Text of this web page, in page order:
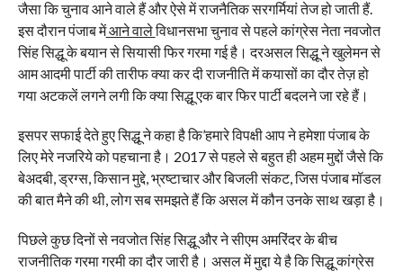
जैसा कि चुनाव आने वाले हैं और ऐसे में राजनैतिक सरगर्मियां तेज हो जाती हैं.
इस दौरान पंजाब मेंआने वालेविधानसभा चुनाव से पहले कांग्रेस नेता नवजोत
सिंह सिद्धू के बयान से सियासी फिर गरमा गई है। दरअसल सिद्धू ने खुलेमन से
आम आदमी पार्टी की तारीफ क्या कर दी राजनीति में कयासों का दौर तेज़ हो
गया अटकलें लगने लगी कि क्या सिद्धू एक बार फिर पार्टी बदलने जा रहे हैं।
इसपर सफाई देते हुए सिद्धू ने कहा है कि’हमारे विपक्षी आप ने हमेशा पंजाब के
लिए मेरे नजरिये को पहचाना है। 2017 से पहले से बहुत ही अहम मुद्दों जैसे कि
बेअदबी, ड्रग्स, किसान मुद्दे, भ्रष्टाचार और बिजली संकट, जिस पंजाब मॉडल
की बात मैने की थी, लोग सब समझते हैं कि असल में कौन उनके साथ खड़ा है।
पिछले कुछ दिनों से नवजोत सिंह सिद्धू और ने सीएम अमरिंदर के बीच
राजनीतिक गरमा गरमी का दौर जारी है। असल में मुद्दा ये है कि सिद्धू कांग्रेस